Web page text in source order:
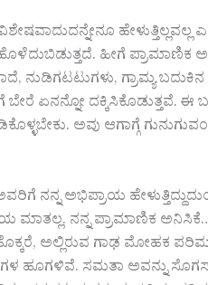
ಹೀಗೆ
ನುಡಿಗಟಟುಗಳು, ಗ್ರಾಮ್ಯ
ಏನನ್ನೋ ದಕ್ಕಿಸಿಕೊಡುತ್ತವೆ. ಈ
ಅವು ಆಗಾಗ್ಗೆ
ನನ್ನ ಅಭಿಪ್ರಾಯ
ನನ್ನ ಪ್ರಾಮಾಣಿಕ
ಅಲ್ಲಿರುವ ಗಾಢ ಮೋಹಕ
ಹೂಗಳಿವೆ. ಸಮತಾ ಅವನ್ನು